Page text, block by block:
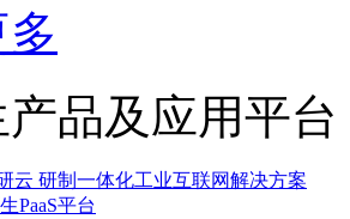
品及应用平台
云 研制一体化工业互联网解决方案
PaaS平台